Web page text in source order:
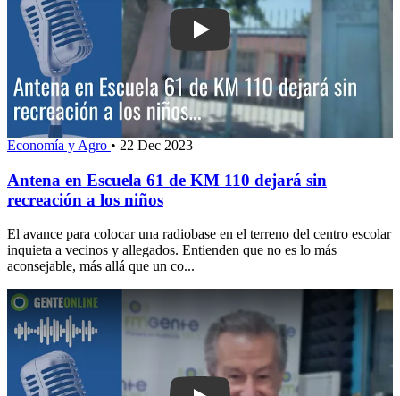
Play: Antena en Escuela 61 de KM
Economía y Agro • 22 Dec 2023
Antena en Escuela 61 de KM 110 dejará sin
recreación a los niños
El avance para colocar una radiobase en el terreno del centro escolar
inquieta a vecinos y allegados. Entienden que no es lo más
aconsejable, más allá que un co...